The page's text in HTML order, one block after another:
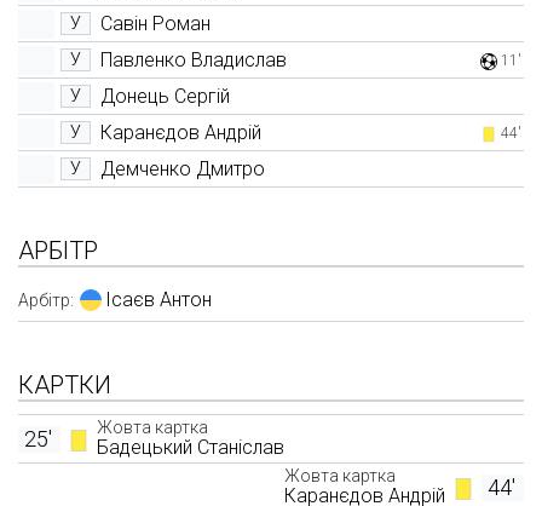
У Савін Роман
У Павленко Владислав 11'
У Донець Сергій
У Каранєдов Андрій 44'
У Демченко Дмитро
АРБІТР
Арбітр: Ісаєв Антон
КАРТКИ
Жовта картка
Бадецький Станіслав
25'
44'
Жовта картка
Каранєдов Андрій